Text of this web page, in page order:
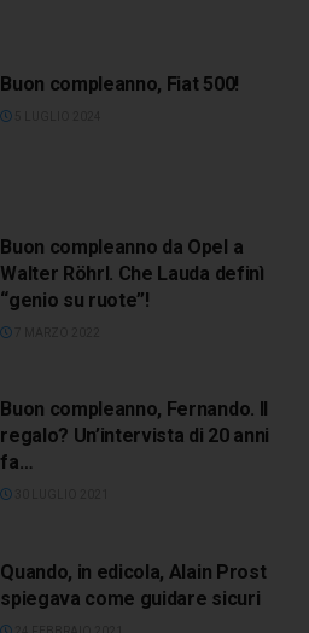
Buon compleanno, Fiat 500!
Buon compleanno da Opel a
Walter Röhrl. Che Lauda definì
“genio su ruote”!
Buon compleanno, Fernando. Il
regalo? Un’intervista di 20 anni
fa…
Quando, in edicola, Alain Prost
spiegava come guidare sicuri